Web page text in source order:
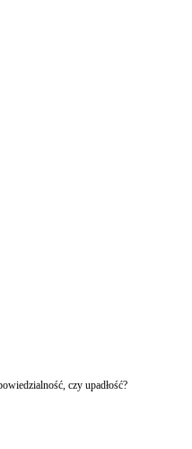
czy upadłość?